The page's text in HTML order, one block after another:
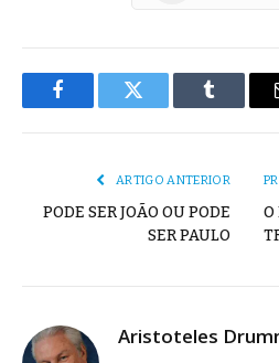
FacebookTwitter Tumblr
ARTIGO ANTERIOR
PODE SER JOÃO OU PODE
SER PAULO
O
Aristoteles